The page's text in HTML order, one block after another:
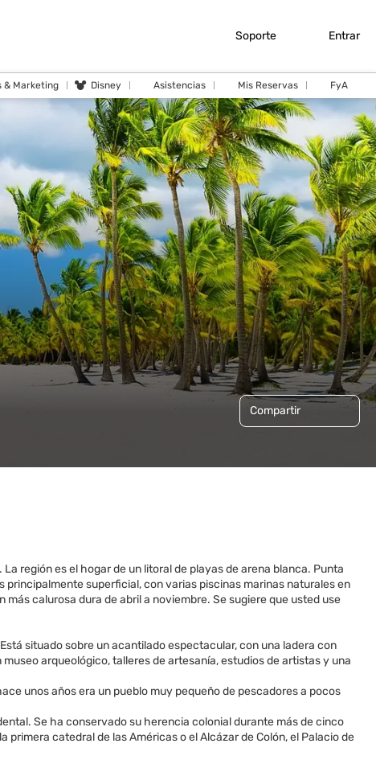
Soporte Entrar
& Marketing Disney Asistencias Mis Reservas FyA
Compartir
región es el hogar de un litoral de playas de arena blanca. Punta
principalmente superficial, con varias piscinas marinas naturales en
calurosa dura de abril a noviembre. Se sugiere que usted use
situado sobre un acantilado espectacular, con una ladera con
arqueológico, talleres de artesanía, estudios de artistas y una
unos años era un pueblo muy pequeño de pescadores a pocos
Se ha conservado su herencia colonial durante más de cinco
primera catedral de las Américas o el Alcázar de Colón, el Palacio de